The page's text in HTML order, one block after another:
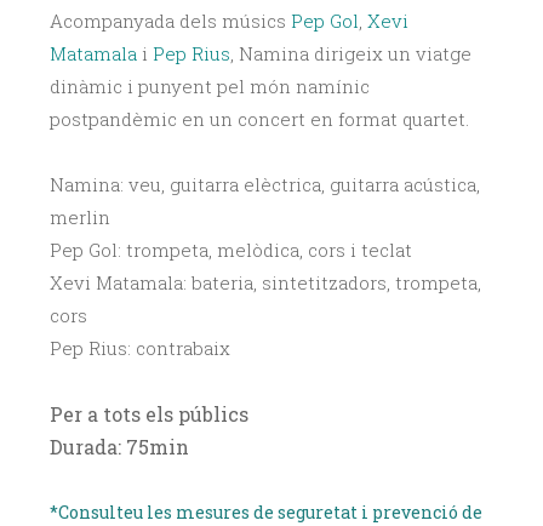
Acompanyada dels músics Pep Gol, Xevi
Matamala i Pep Rius, Namina dirigeix un viatge
dinàmic i punyent pel món namínic
postpandèmic en un concert en format quartet.
Namina: veu, guitarra elèctrica, guitarra acústica,
merlin
Pep Gol: trompeta, melòdica, cors i teclat
Xevi Matamala: bateria, sintetitzadors, trompeta,
cors
Pep Rius: contrabaix
Per a tots els públics
Durada: 75min
*Consulteu les mesures de seguretat i prevenció de